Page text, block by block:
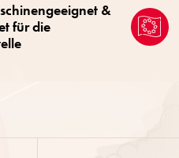
&
für die